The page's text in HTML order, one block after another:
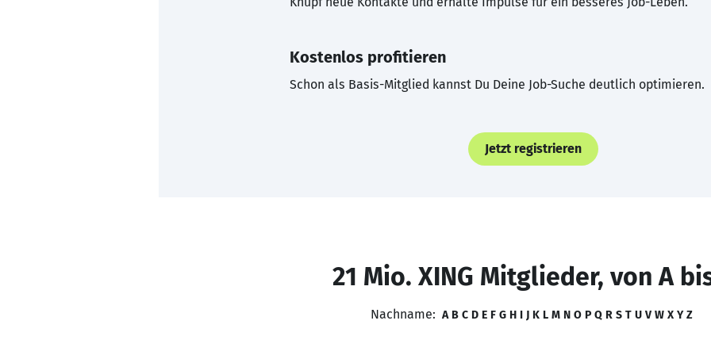
Kostenlos profitieren
Schon als Basis-Mitglied kannst Du Deine Job-Suche deutlich optimieren.
Jetzt registrieren
21 Mio. XING Mitglieder, von A
Nachname: A B C D E F G H I J K L M N O P Q R S T U V W X Y Z